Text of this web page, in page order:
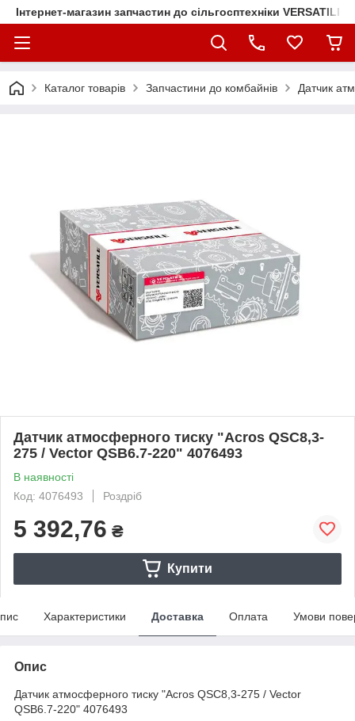
Інтернет-магазин запчастин до сільгосптехніки VERSATILE
Каталог товарів Запчастини до комбайнів Датчик
Датчик атмосферного тиску "Acros QSC8,3-
275 / Vector QSB6.7-220" 4076493
В наявності
Код: 4076493
Роздріб
5 392,76 ₴
Купити
Характеристики Доставка Оплата Умови
Опис
Датчик атмосферного тиску "Acros QSC8,3-275 / Vector
QSB6.7-220" 4076493